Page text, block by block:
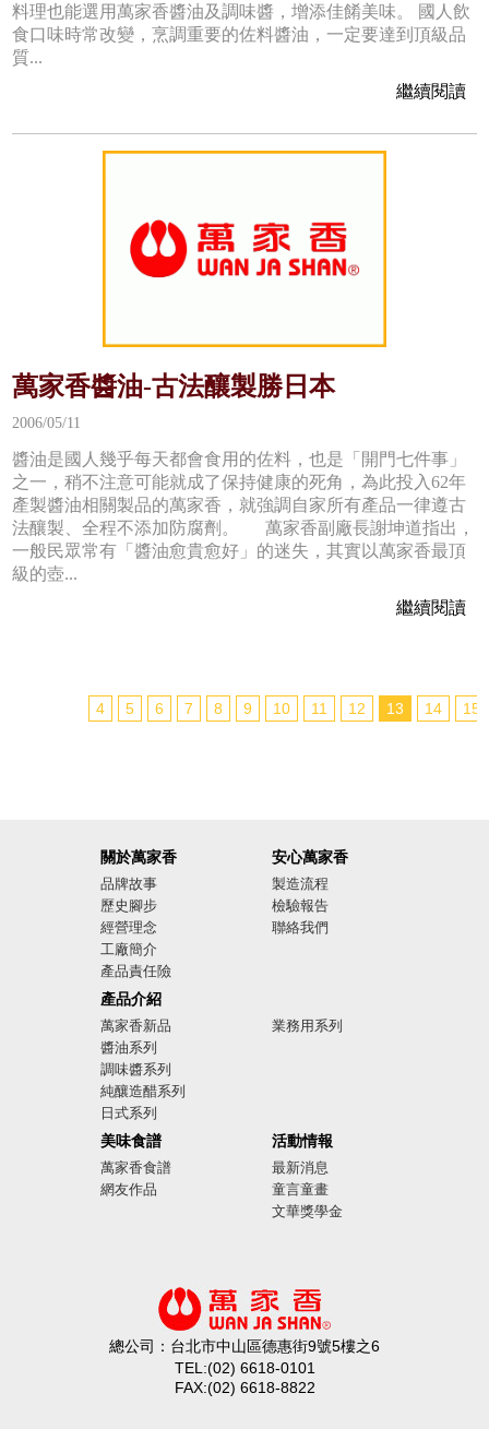
料理也能選用萬家香醬油及調味醬，增添佳餚美味。 國人飲
食口味時常改變，烹調重要的佐料醬油，一定要達到頂級品
質...
繼續閱讀
萬家香醬油-古法釀製勝日本
2006/05/11
醬油是國人幾乎每天都會食用的佐料，也是「開門七件事」
之一，稍不注意可能就成了保持健康的死角，為此投入62年
產製醬油相關製品的萬家香，就強調自家所有產品一律遵古
法釀製、全程不添加防腐劑。 萬家香副廠長謝坤道指出，
一般民眾常有「醬油愈貴愈好」的迷失，其實以萬家香最頂
級的壺...
繼續閱讀
4 5 6 7 8 9 10 11 12 13 14 15
關於萬家香
品牌故事
歷史腳步
經營理念
工廠簡介
產品責任險
廣告影音
產品介紹
萬家香新品
醬油系列
調味醬系列
純釀造醋系列
日式系列
業務用系列
美味食譜
萬家香食譜
網友作品
安心萬家香
製造流程
檢驗報告
聯絡我們
活動情報
最新消息
童言童畫
文華獎學金
總公司：台北市中山區德惠街9號5樓之6
TEL:(02) 6618-0101
FAX:(02) 6618-8822